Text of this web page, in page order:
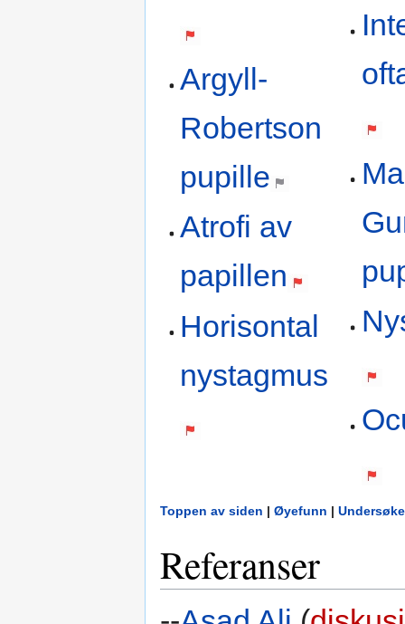
Argyll-
Robertson
pupille
Atrofi av
papillen
Horisontal
nystagmus
Toppen av siden | Øyefunn |
Referanser